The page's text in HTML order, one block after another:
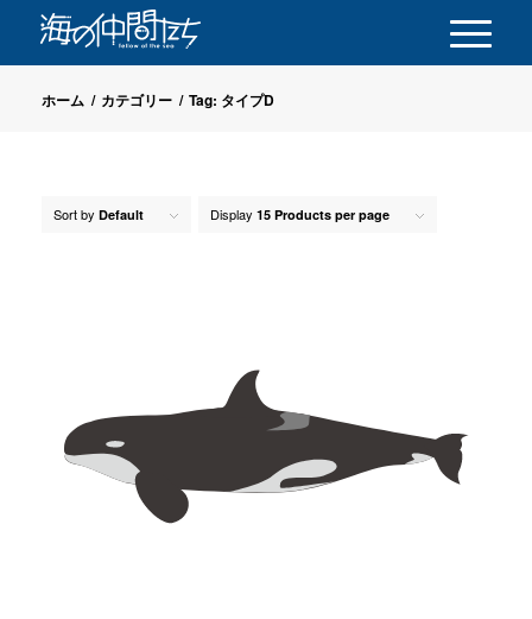
ホーム / カテゴリー / Tag: タイプD
Sort by Default Display 15 Products per page